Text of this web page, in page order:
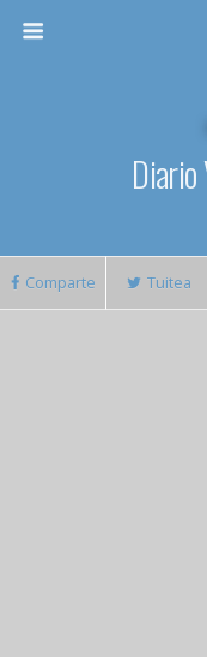
Comparte Tuitea